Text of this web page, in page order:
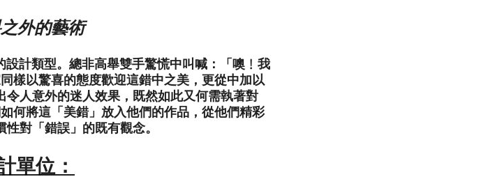
外的藝術
計類型。總非高舉雙手驚慌中叫喊：「噢﹗我
樣以驚喜的態度歡迎這錯中之美，更從中加以
人意外的迷人效果，既然如此又何需執著對
何將這「美錯」放入他們的作品，從他們精彩
對「錯誤」的既有觀念。
單位：